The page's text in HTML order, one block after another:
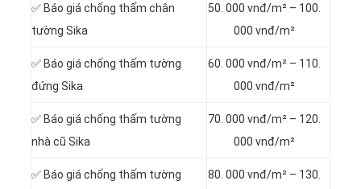
✅ Báo giá chống thấm chân
tường Sika
50. 000 vnđ/m² – 100.
000 vnđ/m²
✅ Báo giá chống thấm tường
đứng Sika
60. 000 vnđ/m² – 110.
000 vnđ/m²
✅ Báo giá chống thấm tường
nhà cũ Sika
70. 000 vnđ/m² – 120.
000 vnđ/m²
✅ Báo giá chống thấm tường
80. 000 vnđ/m² – 130.